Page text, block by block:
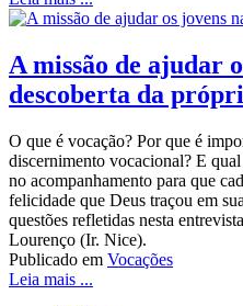
A missão de ajudar
descoberta da
O que é vocação? Por que é
discernimento vocacional? E
no acompanhamento para que
felicidade que Deus traçou em
questões refletidas nesta
Lourenço (Ir. Nice).
Publicado em Vocações
Leia mais ...